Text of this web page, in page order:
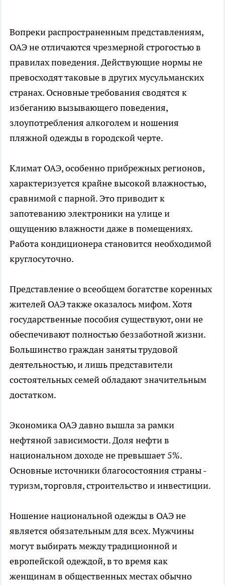
Вопреки распространенным представлениям,
ОАЭ не отличаются чрезмерной строгостью в
правилах поведения. Действующие нормы не
превосходят таковые в других мусульманских
странах. Основные требования сводятся к
избеганию вызывающего поведения,
злоупотребления алкоголем и ношения
пляжной одежды в городской черте.
Климат ОАЭ, особенно прибрежных регионов,
характеризуется крайне высокой влажностью,
сравнимой с парной. Это приводит к
запотеванию электроники на улице и
ощущению влажности даже в помещениях.
Работа кондиционера становится необходимой
круглосуточно.
Представление о всеобщем богатстве коренных
жителей ОАЭ также оказалось мифом. Хотя
государственные пособия существуют, они не
обеспечивают полностью беззаботной жизни.
Большинство граждан заняты трудовой
деятельностью, и лишь представители
состоятельных семей обладают значительным
достатком.
Экономика ОАЭ давно вышла за рамки
нефтяной зависимости. Доля нефти в
национальном доходе не превышает 5%.
Основные источники благосостояния страны -
туризм, торговля, строительство и инвестиции.
Ношение национальной одежды в ОАЭ не
является обязательным для всех. Мужчины
могут выбирать между традиционной и
европейской одеждой, в то время как
женщинам в общественных местах обычно